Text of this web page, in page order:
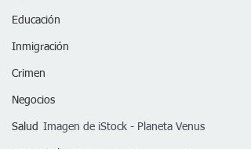
Educación
Inmigración
Crimen
Negocios
Salud Imagen de iStock - Planeta Venus